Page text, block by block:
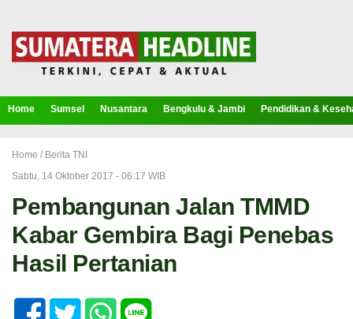
Home Sumsel Nusantara Bengkulu & Jambi Pendidikan &
Home / Berita TNI
Sabtu, 14 Oktober 2017 - 06:17 WIB
Pembangunan Jalan TMMD
Kabar Gembira Bagi Penebas
Hasil Pertanian